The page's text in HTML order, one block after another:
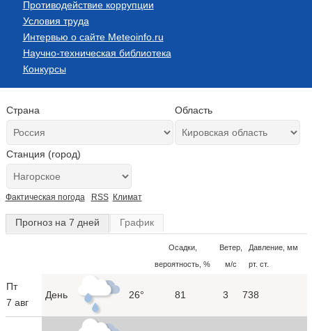
Противодействие коррупции
Условия труда
Интервью о сайте Meteoinfo.ru
Научно-техническая библиотека
Конкурсы
Страна Область
Станция (город)
Фактическая погода RSS Климат
Прогноз на 7 дней График
Осадки,
вероятность, %
Ветер,
м/с
Давление, мм
рт. ст.
Пт
7 авг
День 26° 81 3 738